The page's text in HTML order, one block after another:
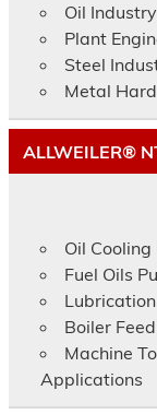
Oil
Plant
Steel
Metal
ALLWEILER®
Oil
Fuel Oils
Boiler
Machine
Applications